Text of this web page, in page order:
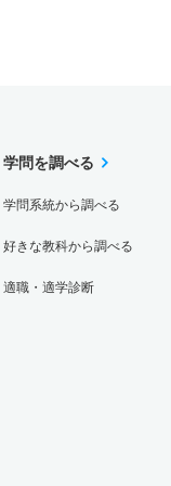
学問を調べる
学問系統から調べる
好きな教科から調べる
適職・適学診断